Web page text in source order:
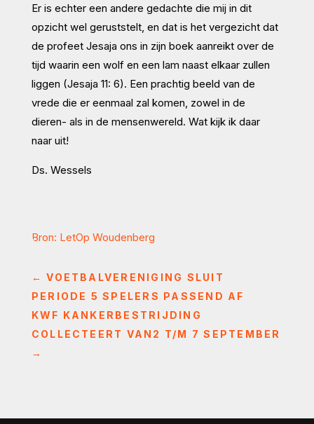
Er is echter een andere gedachte die mij in dit
opzicht wel geruststelt, en dat is het vergezicht dat
de profeet Jesaja ons in zijn boek aanreikt over de
tijd waarin een wolf en een lam naast elkaar zullen
liggen (Jesaja 11: 6). Een prachtig beeld van de
vrede die er eenmaal zal komen, zowel in de
dieren- als in de mensenwereld. Wat kijk ik daar
naar uit!
Ds. Wessels
Bron: LetOp Woudenberg
←VOETBALVERENIGING SLUIT
PERIODE 5 SPELERS PASSEND AF
KWF KANKERBESTRIJDING
COLLECTEERT VAN2 T/M 7 SEPTEMBER
→